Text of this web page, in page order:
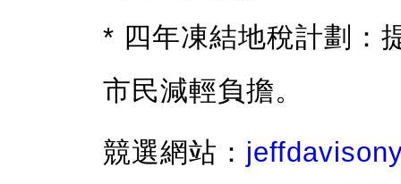
* 四年凍結地稅計劃：
市民減輕負擔。
競選網站：